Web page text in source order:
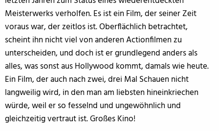
Meisterwerks verholfen. Es ist ein Film, der seiner Zeit
voraus war, der zeitlos ist. Oberflächlich betrachtet,
scheint ihn nicht viel von anderen Actionfilmen zu
unterscheiden, und doch ist er grundlegend anders als
alles, was sonst aus Hollywood kommt, damals wie heute.
Ein Film, der auch nach zwei, drei Mal Schauen nicht
langweilig wird, in den man am liebsten hineinkriechen
würde, weil er so fesselnd und ungewöhnlich und
gleichzeitig vertraut ist. Großes Kino!